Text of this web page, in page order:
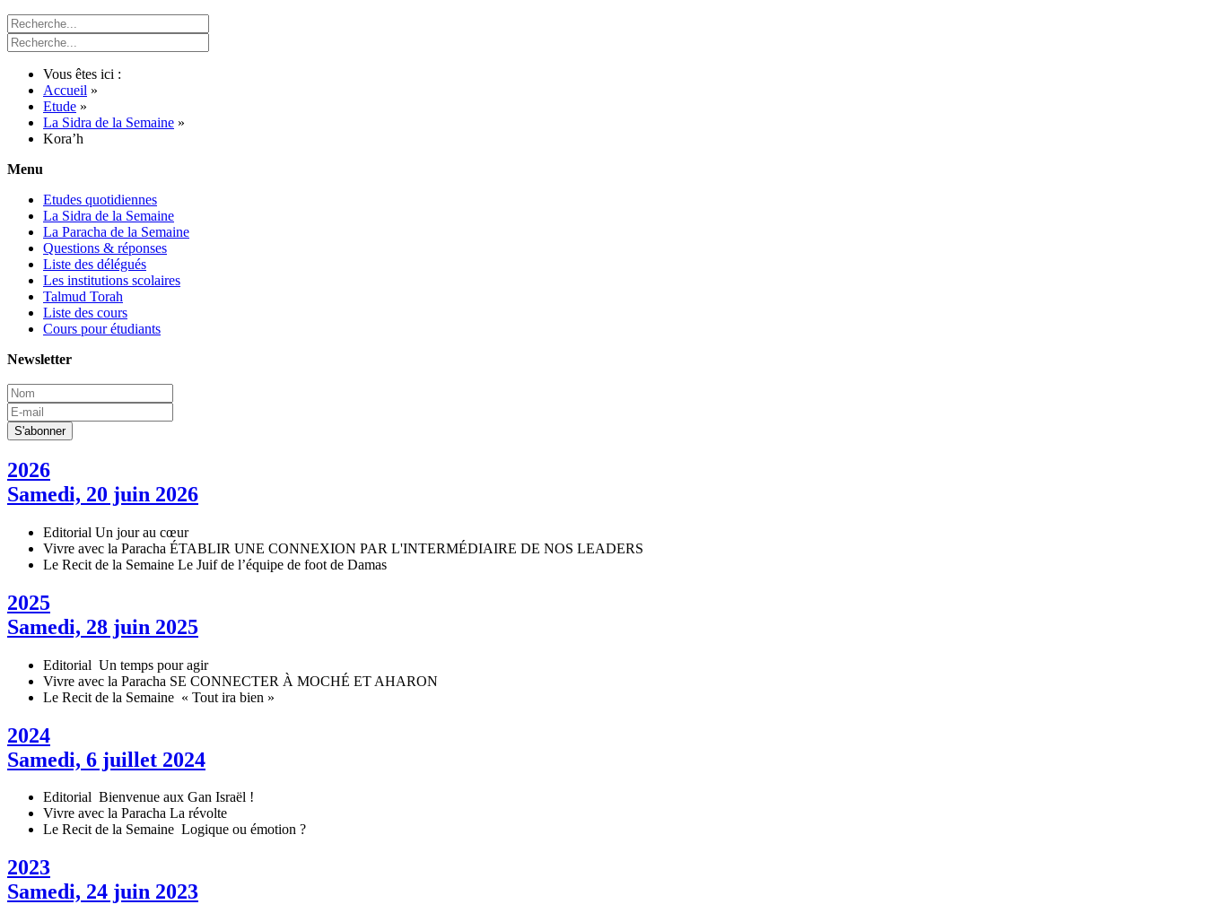
Vous êtes ici :
Accueil »
Etude »
La Sidra de la Semaine »
Kora’h
Menu
Etudes quotidiennes
La Sidra de la Semaine
La Paracha de la Semaine
Questions & réponses
Liste des délégués
Les institutions scolaires
Talmud Torah
Liste des cours
Cours pour étudiants
Newsletter
2026
Samedi, 20 juin 2026
Editorial Un jour au cœur
Vivre avec la Paracha ÉTABLIR UNE CONNEXION PAR L'INTERMÉDIAIRE DE NOS LEADERS
Le Recit de la Semaine Le Juif de l’équipe de foot de Damas
2025
Samedi, 28 juin 2025
Editorial Un temps pour agir
Vivre avec la Paracha SE CONNECTER À MOCHÉ ET AHARON
Le Recit de la Semaine « Tout ira bien »
2024
Samedi, 6 juillet 2024
Editorial Bienvenue aux Gan Israël !
Vivre avec la Paracha La révolte
Le Recit de la Semaine Logique ou émotion ?
2023
Samedi, 24 juin 2023